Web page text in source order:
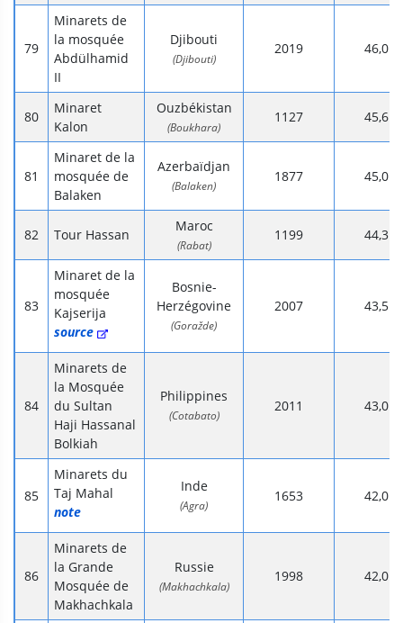
Minarets de
la mosquée
Abdülhamid
II
Djibouti
(Djibouti)
2019 46,0
Minaret
Kalon
Ouzbékistan
(Boukhara)
1127 45,6
Minaret de la
mosquée de
Balaken
Azerbaïdjan
(Balaken)
1877 45,0
Tour Hassan
Maroc
(Rabat)
1199 44,3
Minaret de la
mosquée
Kajserija
source
Bosnie-
Herzégovine
(Goražde)
2007 43,5
Minarets de
la Mosquée
du Sultan
Haji Hassanal
Bolkiah
Philippines
(Cotabato)
2011 43,0
Minarets du
Taj Mahal
note
Inde
(Agra)
1653 42,0
Minarets de
la Grande
Mosquée de
Makhachkala
Russie
(Makhachkala)
1998 42,0